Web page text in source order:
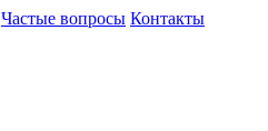
Частые вопросы Контакты